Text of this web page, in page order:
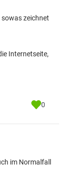
zeichnet
Internetseite,
0
im Normalfall